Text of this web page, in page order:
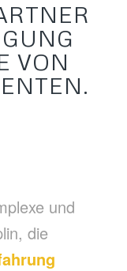
VON
und
die